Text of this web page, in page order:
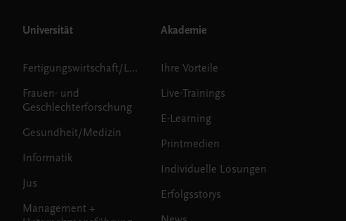
Universität
Fertigungswirtschaft/Logistik
Frauen- und
Geschlechterforschung
Gesundheit/Medizin
Informatik
Jus
Management +
Akademie
Ihre Vorteile
Live-Trainings
E-Learning
Printmedien
Individuelle Lösungen
Erfolgsstorys